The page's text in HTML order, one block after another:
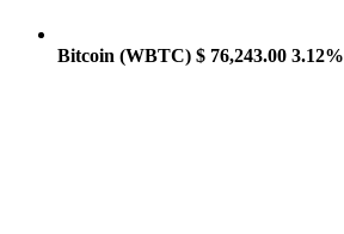
Bitcoin (WBTC) $ 76,243.00 3.12%